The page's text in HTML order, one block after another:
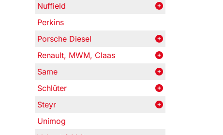
Nuffield
Perkins
Porsche Diesel
Renault, MWM, Claas
Same
Schlüter
Steyr
Unimog